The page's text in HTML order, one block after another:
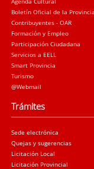
Boletín Oficial de la Provincia
Contribuyentes - OAR
Formación y Empleo
Participación Ciudadana
Servicios a EELL
Smart Provincia
Turismo
@Webmail
Trámites
Sede electrónica
Quejas y sugerencias
Licitación Local
Licitación Provincial